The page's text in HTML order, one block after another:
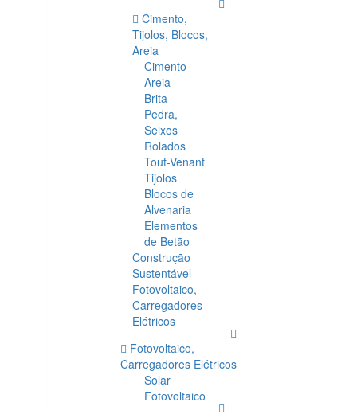
Cimento,
Tijolos, Blocos,
Areia
Cimento
Areia
Brita
Pedra,
Seixos
Rolados
Tout-Venant
Tijolos
Blocos de
Alvenaria
Elementos
de Betão
Construção
Sustentável
Fotovoltaico,
Carregadores
Elétricos
Fotovoltaico,
Carregadores Elétricos
Solar
Fotovoltaico